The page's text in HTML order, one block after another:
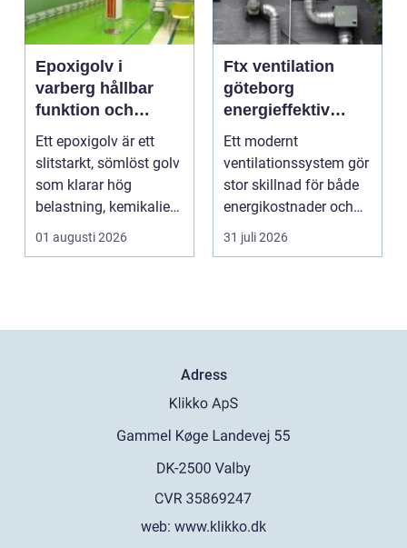
Epoxigolv i
varberg hållbar
funktion och
snygg design i
samma lösning
Ett epoxigolv är ett
slitstarkt, sömlöst golv
som klarar hög
belastning, kemikalier
och väta utan at...
01 augusti 2026
Ftx ventilation
göteborg
energieffektiv
lösning för ett
bättre
inomhusklimat
Ett modernt
ventilationssystem gör
stor skillnad för både
energikostnader och
välmående. I en stad
s...
31 juli 2026
Adress
web: www.klikko.dk